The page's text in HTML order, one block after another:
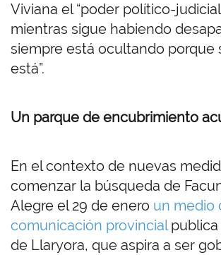
Viviana el “poder político-
mientras sigue habiendo
siempre está ocultando porque
está”.
Un parque de encubrimiento
En el contexto de nuevas
comenzar la búsqueda de
Alegre el 29 de enero un medio
comunicación provincialpublica
de Llaryora, que aspira a ser